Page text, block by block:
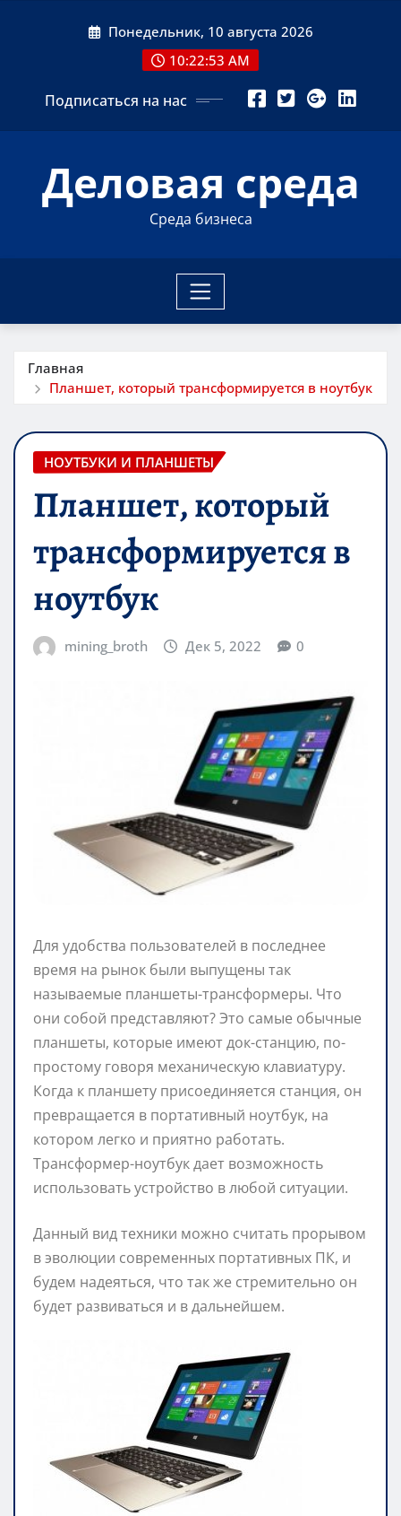
Понедельник, 10 августа 2026
10:22:54 AM
Подписаться на нас
Деловая среда
Среда бизнеса
Главная
Планшет, который трансформируется в ноутбук
НОУТБУКИ И ПЛАНШЕТЫ
Планшет, который
трансформируется в
ноутбук
mining_broth Дек 5, 2022 0
Для удобства пользователей в последнее
время на рынок были выпущены так
называемые планшеты-трансформеры. Что
они собой представляют? Это самые обычные
планшеты, которые имеют док-станцию, по-
простому говоря механическую клавиатуру.
Когда к планшету присоединяется станция, он
превращается в портативный ноутбук, на
котором легко и приятно работать.
Трансформер-ноутбук дает возможность
использовать устройство в любой ситуации.
Данный вид техники можно считать прорывом
в эволюции современных портативных ПК, и
будем надеяться, что так же стремительно он
будет развиваться и в дальнейшем.